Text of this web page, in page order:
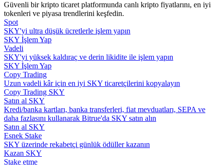
Vadeli İşlemler Başlangıç Kılavuzu
Güvenli bir kripto ticaret platformunda canlı kripto fiyatlarını, en iyi
tokenleri ve piyasa trendlerini keşfedin.
Spot
SKY'yi ultra düşük ücretlerle işlem yapın
SKY İşlem Yap
Vadeli
SKY'yi yüksek kaldıraç ve derin likidite ile işlem yapın
SKY İşlem Yap
Copy Trading
Uzun vadeli kâr için en iyi SKY ticaretçilerini kopyalayın
Copy Trading SKY
Satın al SKY
Kredi/banka kartları, banka transferleri, fiat mevduatları, SEPA ve
daha fazlasını kullanarak Bitrue'da SKY satın alın
Satın al SKY
Esnek Stake
SKY üzerinde rekabetçi günlük ödüller kazanın
Kazan SKY
Stake etme